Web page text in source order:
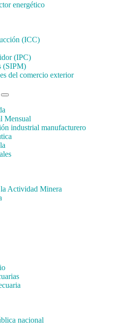
energético
(ICC)
(IPC)
(SIPM)
del comercio exterior
Mensual
industrial manufacturero
Actividad Minera
nacional